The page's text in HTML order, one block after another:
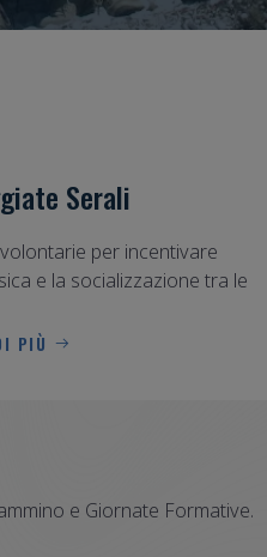
Serali
per incentivare
e la socializzazione tra le
PIÙ
e Giornate Formative.